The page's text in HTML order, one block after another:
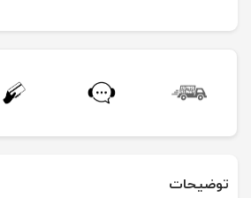
توضیحات